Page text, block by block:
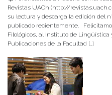
Revistas UACh (http://
su lectura y descarga la edición del
publicado recientemente.
Filológicos, al Instituto de Lingüística
Publicaciones de la Facultad […]